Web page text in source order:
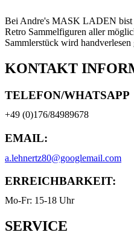
Bei Andre's MASK LADEN bist
Retro Sammelfiguren aller
Sammlerstück wird handverlesen
KONTAKT
TELEFON/WHATSAPP
+49 (0)176/84989678
EMAIL:
a.lehnertz80@googlemail.com
ERREICHBARKEIT:
Mo-Fr: 15-18 Uhr
SERVICE